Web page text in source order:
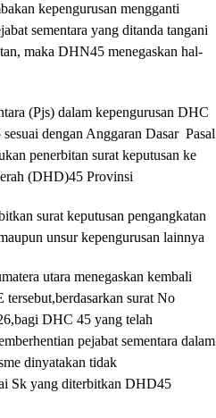
kepengurusan mengganti
sementara yang ditanda tangani
maka DHN45 menegaskan hal-
(Pjs) dalam kepengurusan DHC
dengan Anggaran Dasar Pasal
penerbitan surat keputusan ke
(DHD)45 Provinsi
surat keputusan pengangkatan
unsur kepengurusan lainnya
utara menegaskan kembali
surat No
DHC 45 yang telah
pejabat sementara dalam
dinyatakan tidak
Sk yang diterbitkan DHD45